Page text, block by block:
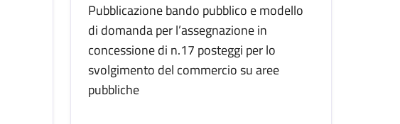
Pubblicazione bando pubblico e modello
di domanda per l’assegnazione in
concessione di n.17 posteggi per lo
svolgimento del commercio su aree
pubbliche